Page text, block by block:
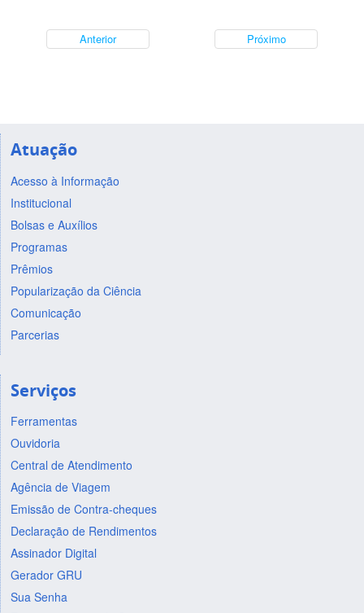
Anterior Próximo
Atuação
Acesso à Informação
Institucional
Bolsas e Auxílios
Programas
Prêmios
Popularização da Ciência
Comunicação
Parcerias
Serviços
Ferramentas
Ouvidoria
Central de Atendimento
Agência de Viagem
Emissão de Contra-cheques
Declaração de Rendimentos
Assinador Digital
Gerador GRU
Sua Senha